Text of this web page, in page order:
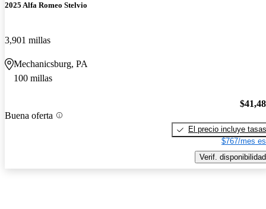
2025 Alfa Romeo Stelvio
3,901 millas
Mechanicsburg, PA
100 millas
Buena oferta
El precio incluye tasas
$767/mes
Verif. disponibilidad